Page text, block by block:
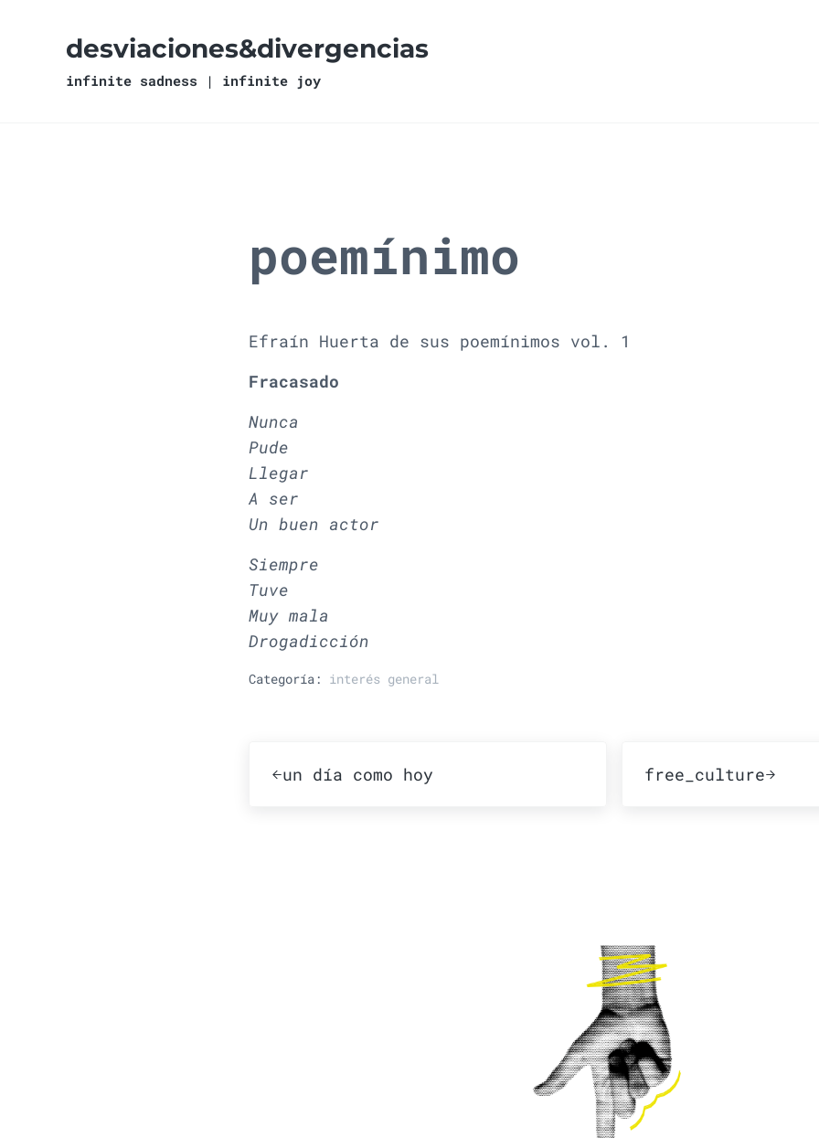
desviaciones&divergencias
infinite sadness | infinite joy
poemínimo
Efraín Huerta de sus poemínimos vol. 1
Fracasado
Nunca
Pude
Llegar
A ser
Un buen actor
Siempre
Tuve
Muy mala
Drogadicción
Categoría: interés general
un día como hoy
free_culture